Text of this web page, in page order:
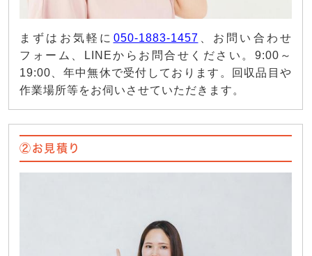
まずはお気軽に 050-1883-1457 、お問い合わせ
フォーム、LINEからお問合せください。9:00～
19:00、年中無休で受付しております。回収品目や
作業場所等をお伺いさせていただきます。
②お見積り